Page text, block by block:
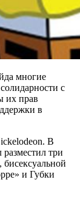
многие
с
их прав
в
В
три
бисексуальной
и Губки